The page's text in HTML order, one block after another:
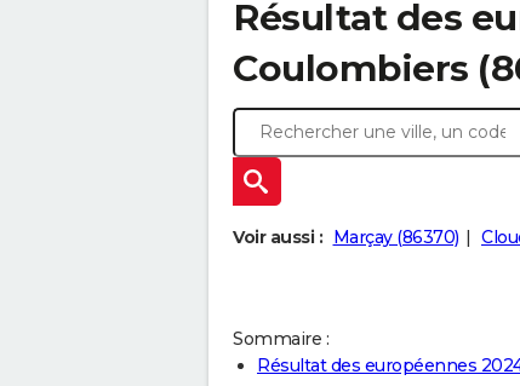
Résultat des
Coulombiers
Voir aussi : Marçay (86370)
Sommaire :
Résultat des européennes